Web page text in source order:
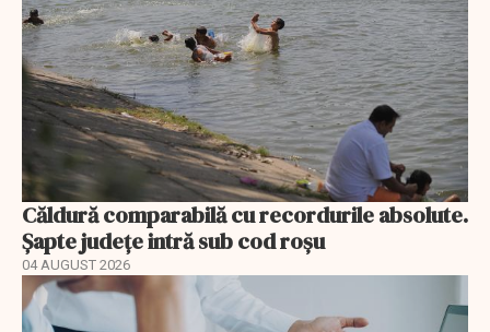
Căldură comparabilă cu recordurile absolute.
Șapte județe intră sub cod roșu
04 AUGUST 2026